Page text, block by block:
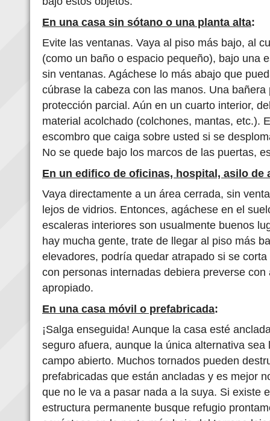
En una casa sin sótano o una planta alta:
Evite las ventanas. Vaya al piso más bajo, al
(como un baño o espacio pequeño), bajo una
sin ventanas. Agáchese lo más abajo que
cúbrase la cabeza con las manos. Una
protección parcial. Aún en un cuarto interior,
material acolchado (colchones, mantas, etc.).
escombro que caiga sobre usted si se
No se quede bajo los marcos de las puertas,
En un edifico de oficinas, hospital, asilo
Vaya directamente a un área cerrada, sin
lejos de vidrios. Entonces, agáchese en el
escaleras interiores son usualmente buenos
hay mucha gente, trate de llegar al piso más
elevadores, podría quedar atrapado si se
con personas internadas debiera preverse
apropiado.
En una casa móvil o prefabricada:
¡Salga enseguida! Aunque la casa esté
seguro afuera, aunque la única alternativa sea
campo abierto. Muchos tornados pueden
prefabricadas que están ancladas y es mejor
que no le va a pasar nada a la suya. Si existe
estructura permanente busque refugio